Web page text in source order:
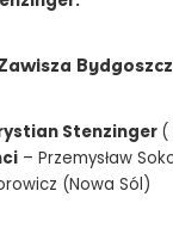
Stenzinger (
– Przemysław
(Nowa Sól)